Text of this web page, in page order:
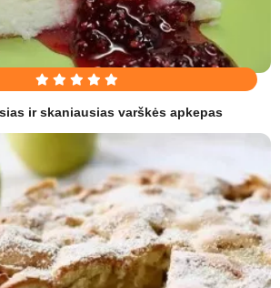
ir skaniausias varškės apkepas